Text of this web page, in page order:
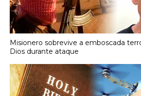
Misionero sobrevive a emboscada
Dios durante ataque